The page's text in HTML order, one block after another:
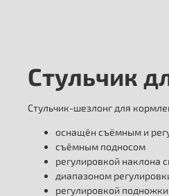
Стульчик
Стульчик-шезлонг для
оснащён съёмным и
съёмным подносом
регулировкой наклона
диапазоном
регулировкой